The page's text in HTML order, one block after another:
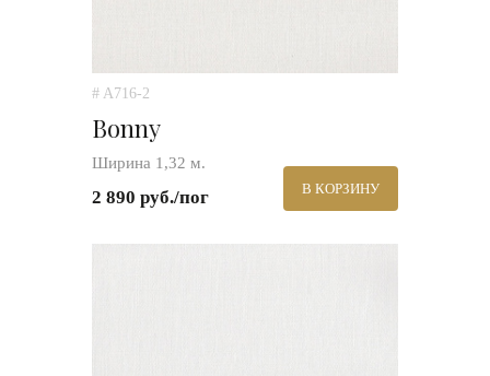
# A716-2
Bonny
Ширина 1,32 м.
2 890 руб./пог В КОРЗИНУ